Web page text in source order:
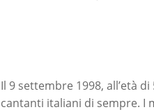
Il 9 settembre 1998, all’età
cantanti italiani di sempre. I